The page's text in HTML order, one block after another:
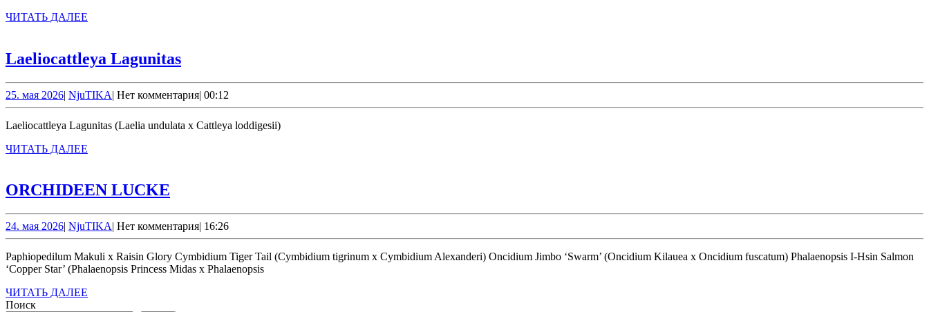
ЧИТАТЬ ДАЛЕЕ
Laeliocattleya LagunitasLaeliocattleya
25. мая 202625.
мая
2026
| NjuTIKANjuTIKA
| Нет комментария| 00:12
Laeliocattleya Lagunitas (Laelia undulata x Cattleya loddigesii)
ЧИТАТЬ ДАЛЕЕ
ORCHIDEEN LUCKE
24. мая 202624.
мая
2026
| NjuTIKANjuTIKA
| Нет комментария| 16:26
Paphiopedilum Makuli х Raisin Glory Cymbidium Tiger Tail (Cymbidium tigrinum x Cymbidium Alexanderi) Oncidium Jimbo ‘Swarm’ (Oncidium Kilauea x Oncidium fuscatum) Phalaenopsis I-Hsin Salmon
‘Copper Star’ (Phalaenopsis Princess Midas x Phalaenopsis
ЧИТАТЬ ДАЛЕЕ
Поиск